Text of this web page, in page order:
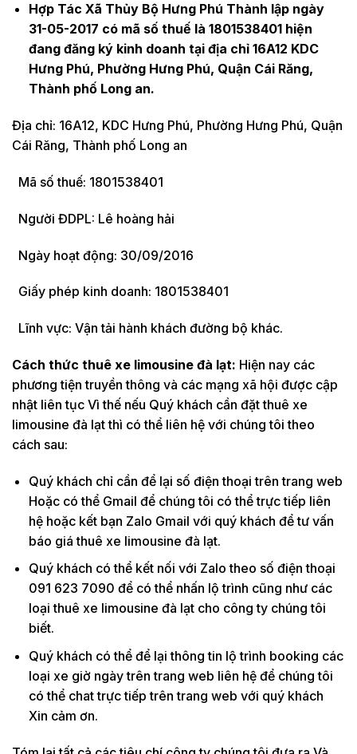
Hợp Tác Xã Thủy Bộ Hưng Phú Thành lập ngày
31-05-2017 có mã số thuế là 1801538401 hiện
đang đăng ký kinh doanh tại địa chỉ 16A12 KDC
Hưng Phú, Phường Hưng Phú, Quận Cái Răng,
Thành phố Long an.
Địa chỉ: 16A12, KDC Hưng Phú, Phường Hưng Phú, Quận
Cái Răng, Thành phố Long an
Mã số thuế: 1801538401
Người ĐDPL: Lê hoàng hải
Ngày hoạt động: 30/09/2016
Giấy phép kinh doanh: 1801538401
Lĩnh vực: Vận tải hành khách đường bộ khác.
Cách thức thuê xe limousine đà lạt: Hiện nay các
phương tiện truyền thông và các mạng xã hội được cập
nhật liên tục Vì thế nếu Quý khách cần đặt thuê xe
limousine đà lạt thì có thể liên hệ với chúng tôi theo
cách sau:
Quý khách chỉ cần để lại số điện thoại trên trang web
Hoặc có thể Gmail để chúng tôi có thể trực tiếp liên
hệ hoặc kết bạn Zalo Gmail với quý khách để tư vấn
báo giá thuê xe limousine đà lạt.
Quý khách có thể kết nối với Zalo theo số điện thoại
091 623 7090 để có thể nhấn lộ trình cũng như các
loại thuê xe limousine đà lạt cho công ty chúng tôi
biết.
Quý khách có thể để lại thông tin lộ trình booking các
loại xe giờ ngày trên trang web liên hệ để chúng tôi
có thể chat trực tiếp trên trang web với quý khách
Xin cảm ơn.